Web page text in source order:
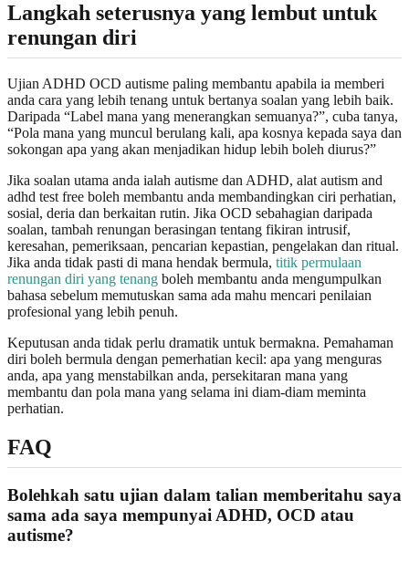
Langkah seterusnya yang lembut untuk
renungan diri
Ujian ADHD OCD autisme paling membantu apabila ia memberi
anda cara yang lebih tenang untuk bertanya soalan yang lebih baik.
Daripada “Label mana yang menerangkan semuanya?”, cuba tanya,
“Pola mana yang muncul berulang kali, apa kosnya kepada saya dan
sokongan apa yang akan menjadikan hidup lebih boleh diurus?”
Jika soalan utama anda ialah autisme dan ADHD, alat autism and
adhd test free boleh membantu anda membandingkan ciri perhatian,
sosial, deria dan berkaitan rutin. Jika OCD sebahagian daripada
soalan, tambah renungan berasingan tentang fikiran intrusif,
keresahan, pemeriksaan, pencarian kepastian, pengelakan dan ritual.
Jika anda tidak pasti di mana hendak bermula, titik permulaan
renungan diri yang tenang boleh membantu anda mengumpulkan
bahasa sebelum memutuskan sama ada mahu mencari penilaian
profesional yang lebih penuh.
Keputusan anda tidak perlu dramatik untuk bermakna. Pemahaman
diri boleh bermula dengan pemerhatian kecil: apa yang menguras
anda, apa yang menstabilkan anda, persekitaran mana yang
membantu dan pola mana yang selama ini diam-diam meminta
perhatian.
FAQ
Bolehkah satu ujian dalam talian memberitahu saya
sama ada saya mempunyai ADHD, OCD atau
autisme?